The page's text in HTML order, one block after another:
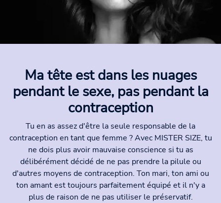
Ma tête est dans les nuages
pendant le sexe, pas pendant la
contraception
Tu en as assez d'être la seule responsable de la
contraception en tant que femme ? Avec MISTER SIZE, tu
ne dois plus avoir mauvaise conscience si tu as
délibérément décidé de ne pas prendre la pilule ou
d'autres moyens de contraception. Ton mari, ton ami ou
ton amant est toujours parfaitement équipé et il n'y a
plus de raison de ne pas utiliser le préservatif.